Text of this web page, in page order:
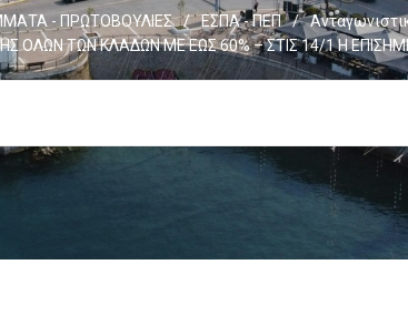
- ΠΡΩΤΟΒΟΥΛΙΕΣ / ΕΣΠΑ - ΠΕΠ /
ΟΛΩΝ ΤΩΝ ΚΛΑΔΩΝ ΜΕ ΕΩΣ 60% – ΣΤΙΣ 14/1 Η